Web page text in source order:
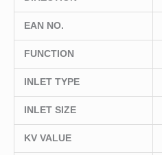
EAN NO.
FUNCTION
INLET TYPE
INLET SIZE
KV VALUE